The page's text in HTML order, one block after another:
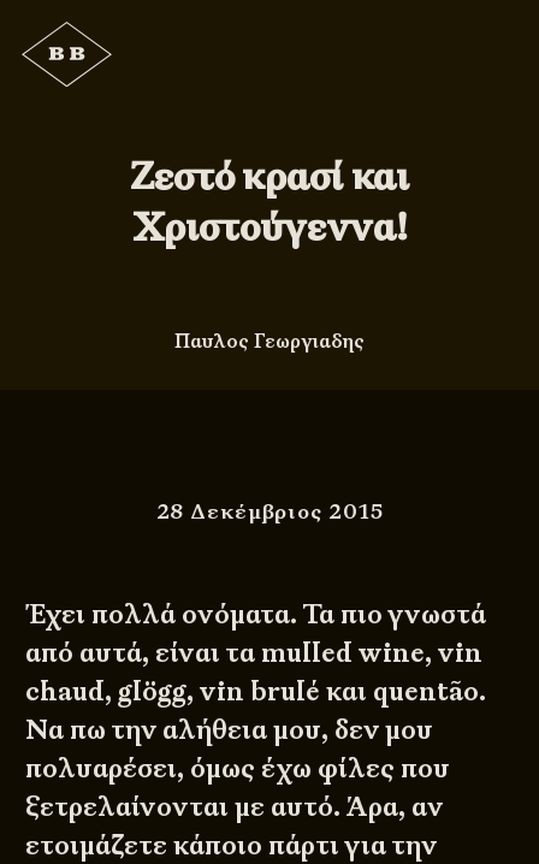
Ζεστό κρασί και
Χριστούγεννα!
Παυλος Γεωργιαδης
28 Δεκέμβριος 2015
Έχει πολλά ονόματα. Τα πιο γνωστά
από αυτά, είναι τα mulled wine, vin
chaud, glögg, vin brulé και quentão.
Να πω την αλήθεια μου, δεν μου
πολυαρέσει, όμως έχω φίλες που
ξετρελαίνονται με αυτό. Άρα, αν
ετοιμάζετε κάποιο πάρτι για την